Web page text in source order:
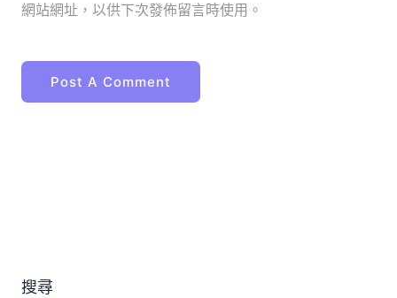
網站網址，以供下次發佈留言時使用。
搜尋